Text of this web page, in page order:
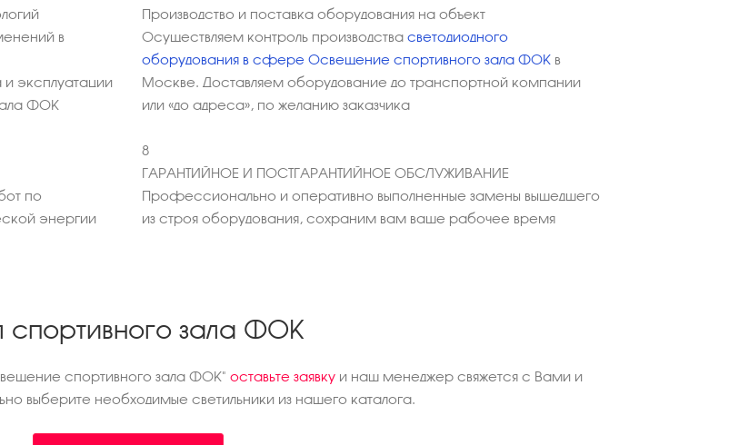
в
и эксплуатации
ФОК
Производство и поставка оборудования на объект
Осуществляем контроль производства светодиодного
оборудования в сфере Освещение спортивного зала ФОК в
Москве. Доставляем оборудование до транспортной компании
или «до адреса», по желанию заказчика
по
энергии
8
ГАРАНТИЙНОЕ И ПОСТГАРАНТИЙНОЕ ОБСЛУЖИВАНИЕ
Профессионально и оперативно выполненные замены вышедшего
из строя оборудования, сохраним вам ваше рабочее время
спортивного зала ФОК
спортивного зала ФОК" оставьте заявку и наш менеджер свяжется с Вами и
выберите необходимые светильники из нашего каталога.